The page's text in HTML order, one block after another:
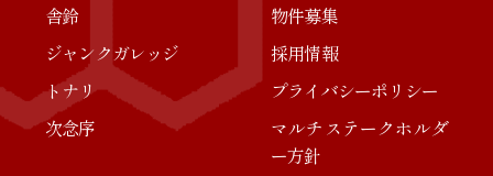
舎鈴
ジャンクガレッジ
トナリ
次念序
物件募集
採用情報
プライバシーポリシー
マルチステークホルダ
ー方針